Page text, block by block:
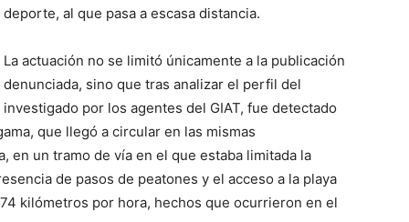
deporte, al que pasa a escasa distancia.
La actuación no se limitó únicamente a la publicación
denunciada, sino que tras analizar el perfil del
investigado por los agentes del GIAT, fue detectado
que llegó a circular en las mismas
en un tramo de vía en el que estaba limitada la
de pasos de peatones y el acceso a la playa
kilómetros por hora, hechos que ocurrieron en el